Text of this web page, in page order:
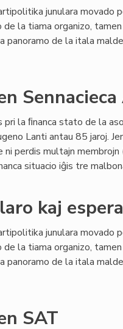
junulara movado
la tiama organizo,
panoramo de la itala
pri la ﬁnanca stato de la
Lanti antau 85 jaroj.
perdis multajn membrojn
situacio iĝis tre
kaj
junulara movado
la tiama organizo,
panoramo de la itala
SAT